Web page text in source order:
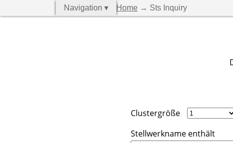
Navigation ▾ Home → Sts Inquiry
Clustergröße
Stellwerkname enthält